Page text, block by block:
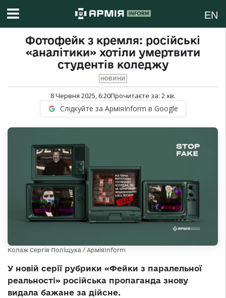
EN
Фотофейк з кремля: російські
«аналітики» хотіли умертвити
студентів коледжу
НОВИНИ
8 Червня 2025, 6:20Прочитаєте за: 2хв.
Слідкуйте за АрміяInform в Google
Колаж Сергія Поліщука / АрміяInform
У новій серії рубрики «Фейки з паралельної
реальності» російська пропаганда знову
видала бажане за дійсне.